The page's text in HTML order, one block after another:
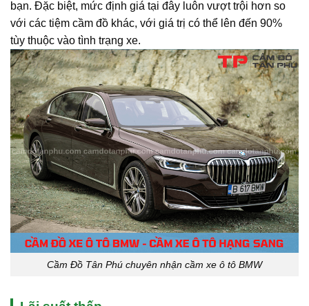
bạn. Đặc biệt, mức định giá tại đây luôn vượt trội hơn so
với các tiệm cầm đồ khác, với giá trị có thể lên đến 90%
tùy thuộc vào tình trạng xe.
Cầm Đồ Tân Phú chuyên nhận cầm xe ô tô BMW